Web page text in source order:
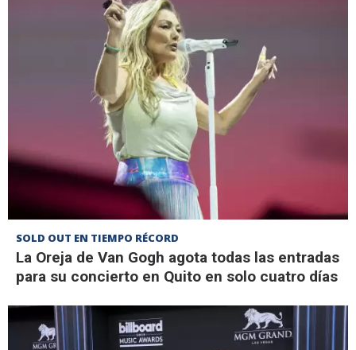
SOLD OUT EN TIEMPO RÉCORD
La Oreja de Van Gogh agota todas las entradas
para su concierto en Quito en solo cuatro días